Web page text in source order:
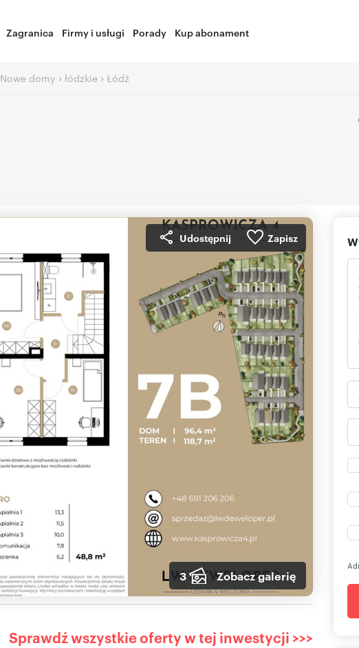
Zagranica Firmy i usługi Porady Kup abonament
Nowe domy › łódzkie › Łódź
Udostępnij Zapisz
3 Zobacz galerię
Sprawdź wszystkie oferty w tej inwestycji >>>